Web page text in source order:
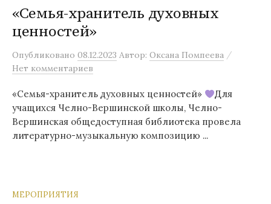
«Семья-хранитель духовных
ценностей»
Опубликовано 08.12.2023 Автор: Оксана Помпеева /
Нет комментариев
«Семья-хранитель духовных ценностей»
Для
учащихся Челно-Вершинской школы, Челно-
Вершинская общедоступная библиотека провела
литературно-музыкальную композицию ...
МЕРОПРИЯТИЯ